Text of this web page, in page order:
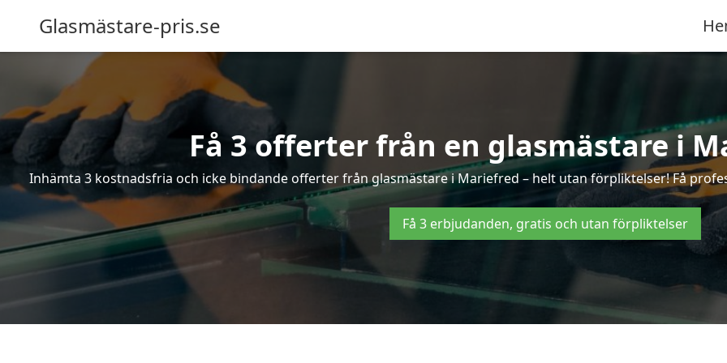
Glasmästare-pris.se
Få 3 offerter från en glasmästare i
Inhämta 3 kostnadsfria och icke bindande offerter från glasmästare i Mariefred – helt utan förpliktelser! Få
Få 3 erbjudanden, gratis och utan förpliktelser